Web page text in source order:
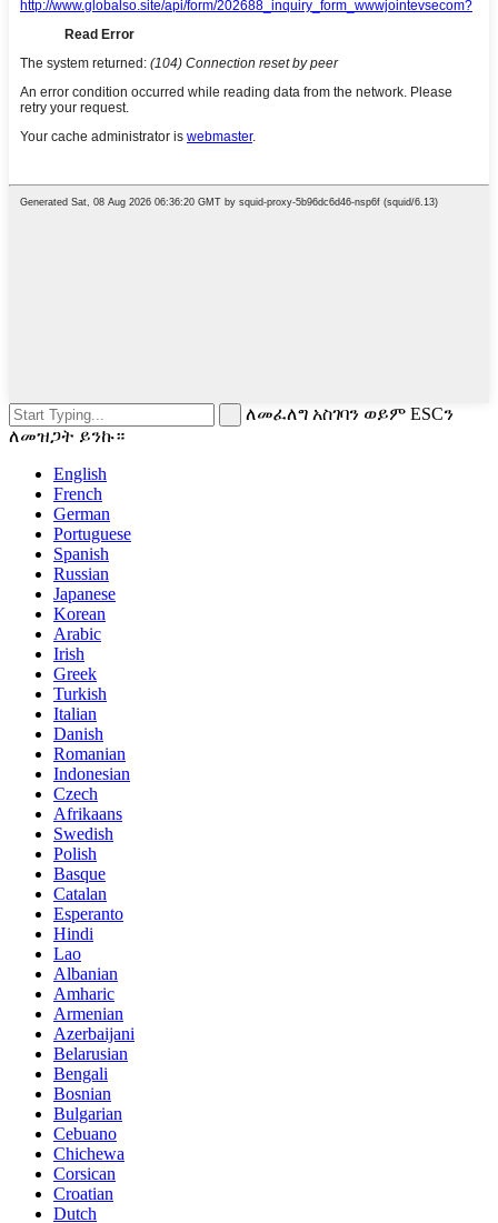
ለመፈለግ አስገባን ወይም ESCን
ለመዝጋት ይንኩ።
English
French
German
Portuguese
Spanish
Russian
Japanese
Korean
Arabic
Irish
Greek
Turkish
Italian
Danish
Romanian
Indonesian
Czech
Afrikaans
Swedish
Polish
Basque
Catalan
Esperanto
Hindi
Lao
Albanian
Amharic
Armenian
Azerbaijani
Belarusian
Bengali
Bosnian
Bulgarian
Cebuano
Chichewa
Corsican
Croatian
Dutch